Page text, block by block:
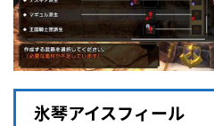
氷琴アイスフィール